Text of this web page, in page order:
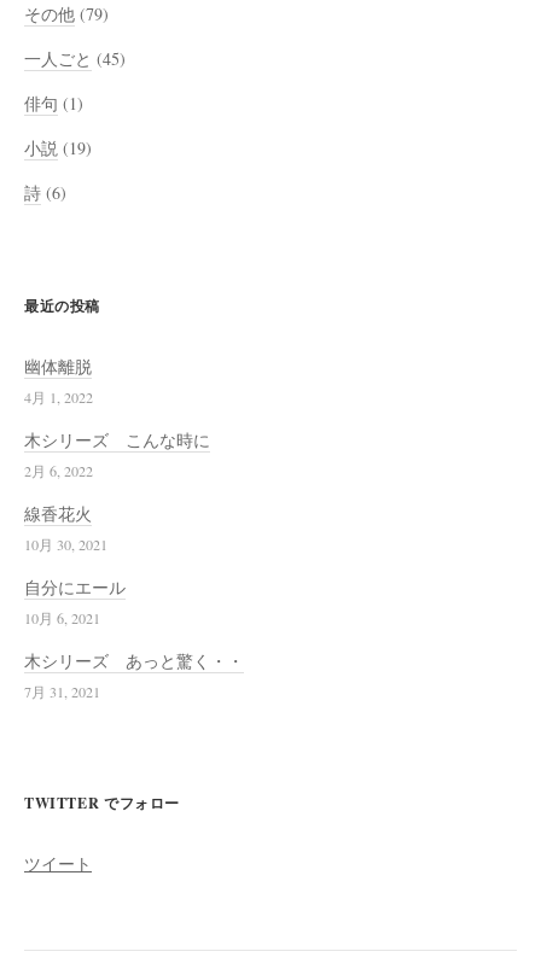
その他 (79)
一人ごと (45)
俳句 (1)
小説 (19)
詩 (6)
最近の投稿
幽体離脱
4月 1, 2022
木シリーズ こんな時に
2月 6, 2022
線香花火
10月 30, 2021
自分にエール
10月 6, 2021
木シリーズ あっと驚く・・
7月 31, 2021
TWITTER でフォロー
ツイート